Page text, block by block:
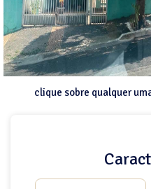
clique sobre qualquer